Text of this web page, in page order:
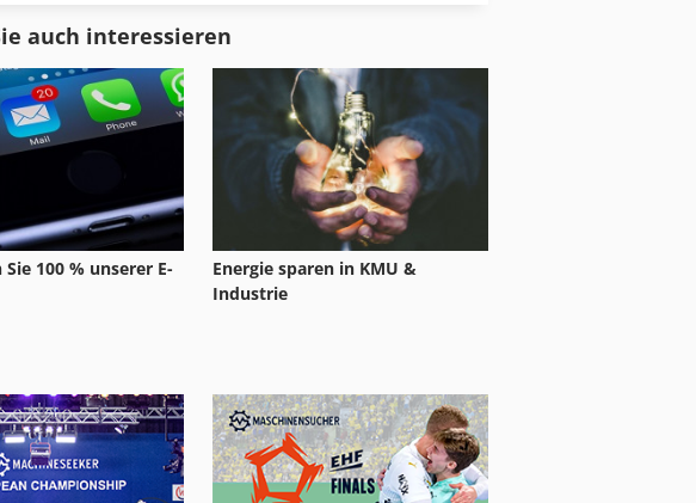
1400
auch interessieren
100 % unserer E-
Energie sparen in KMU &
Industrie